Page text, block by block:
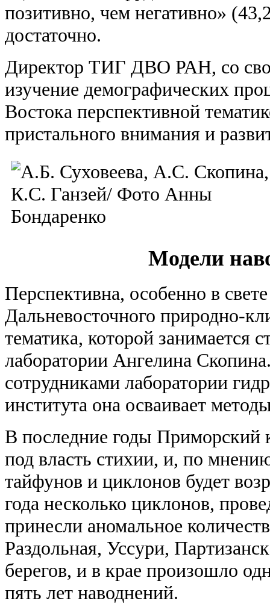
позитивно, чем негативно»
достаточно.
Директор ТИГ ДВО РАН, со
изучение демографических
Востока перспективной
пристального внимания и
Модели
Перспективна, особенно в
Дальневосточного природно-
тематика, которой занимается
лаборатории Ангелина
сотрудниками лаборатории
института она осваивает
В последние годы Приморский
под власть стихии, и, по
тайфунов и циклонов будет
года несколько циклонов,
принесли аномальное
Раздольная, Уссури,
берегов, и в крае произошло
пять лет наводнений.